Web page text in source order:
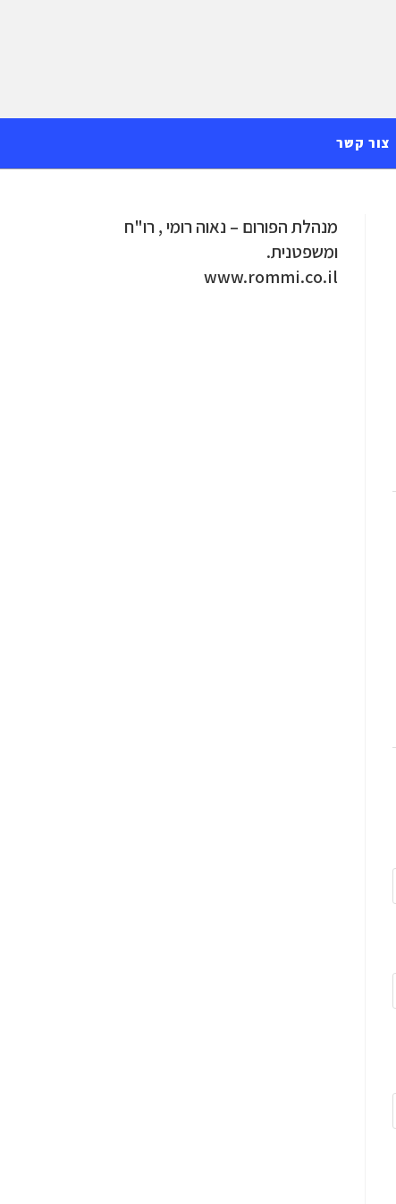
צור קשר
מנהלת הפורום – נאוה רומי , רו"ח
ומשפטנית.
www.rommi.co.il